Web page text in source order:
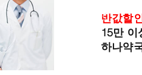
반값할
15만 이
하나약